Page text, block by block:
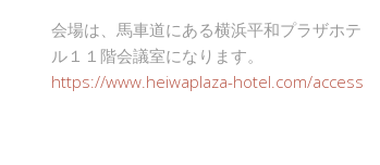
会場は、馬車道にある横浜平和プラザホテ
ル１１階会議室になります。
https://www.heiwaplaza-hotel.com/access